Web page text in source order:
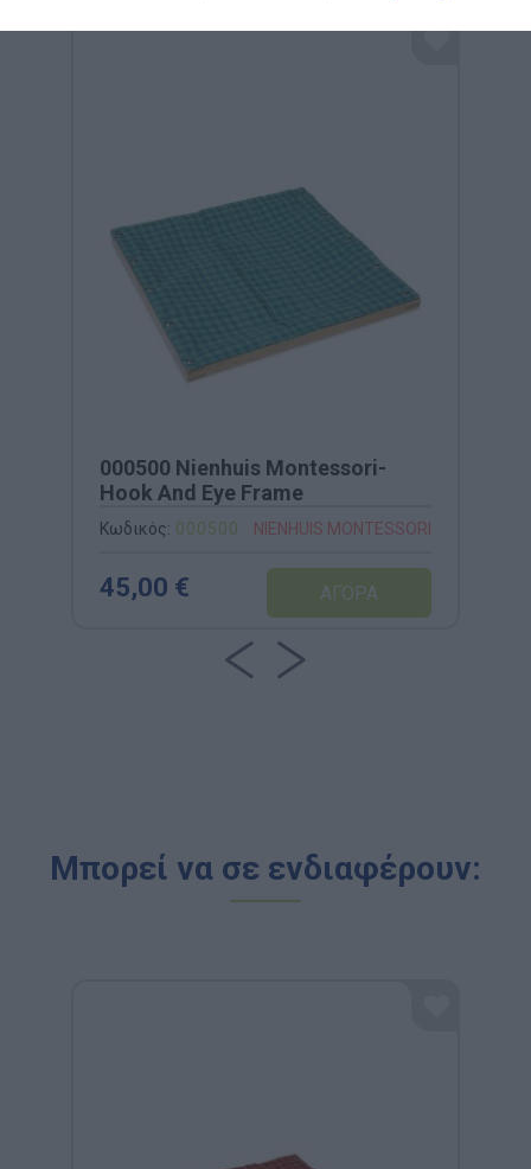
000500 Nienhuis Montessori-
Hook And Eye Frame
Κωδικός: 000500 NIENHUIS MONTESSORI
45,00 €
Μπορεί να σε ενδιαφέρουν: